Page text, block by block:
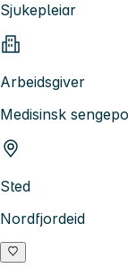
Sjukepleiar
Arbeidsgiver
Medisinsk
Sted
Nordfjordeid